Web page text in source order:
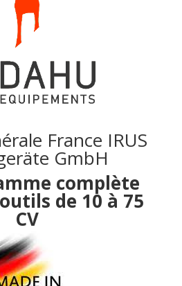
France IRUS
GmbH
complète
de 10 à 75
CV